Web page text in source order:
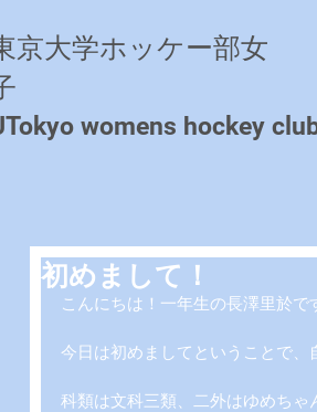
京大学ホッケー部女
womens hockey
初めまして！
こんにちは！一年生の長澤里於で
今日は初めましてということで、
科類は文科三類、二外はゆめち